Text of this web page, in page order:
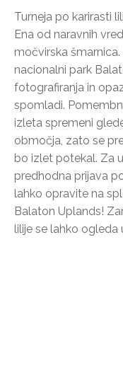
Turneja po karirasti
Ena od naravnih
močvirska
nacionalni park
fotografiranja in
spomladi.
izleta spremeni
območja, zato se
bo izlet potekal. Za
predhodna prijava
lahko opravite na
Balaton Uplands!
lilije se lahko ogleda